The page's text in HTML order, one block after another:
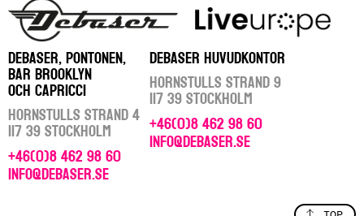
DEBASER, PONTONEN,
BAR BROOKLYN
OCH CAPRICCI
Hornstulls Strand 4
117 39 Stockholm
+46(0)8 462 98 60
info@debaser.se
DEBASER HUVUDKONTOR
Hornstulls Strand 9
117 39 Stockholm
+46(0)8 462 98 60
info@debaser.se